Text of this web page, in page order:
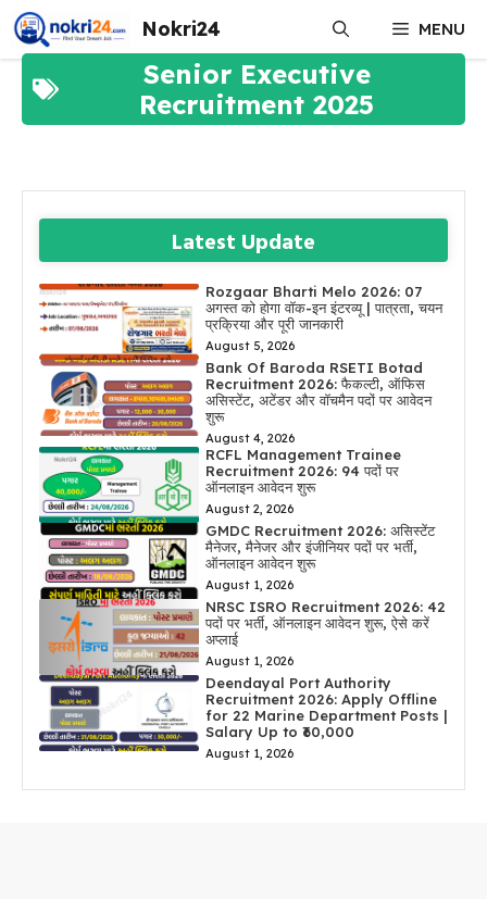
Skip
to
content
Nokri24 MENU
Senior Executive
Recruitment 2025
Latest Update
Rozgaar Bharti Melo 2026: 07
अगस्त को होगा वॉक-इन इंटरव्यू | पात्रता, चयन
प्रक्रिया और पूरी जानकारी
August 5, 2026
Bank Of Baroda RSETI Botad
Recruitment 2026: फैकल्टी, ऑफिस
असिस्टेंट, अटेंडर और वॉचमैन पदों पर आवेदन
शुरू
August 4, 2026
RCFL Management Trainee
Recruitment 2026: 94 पदों पर
ऑनलाइन आवेदन शुरू
August 2, 2026
GMDC Recruitment 2026: असिस्टेंट
मैनेजर, मैनेजर और इंजीनियर पदों पर भर्ती,
ऑनलाइन आवेदन शुरू
August 1, 2026
NRSC ISRO Recruitment 2026: 42
पदों पर भर्ती, ऑनलाइन आवेदन शुरू, ऐसे करें
अप्लाई
August 1, 2026
Deendayal Port Authority
Recruitment 2026: Apply Offline
for 22 Marine Department Posts |
Salary Up to ₹60,000
August 1, 2026